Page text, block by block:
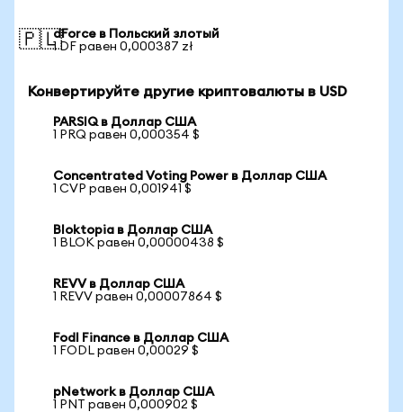
🇵🇱dForce в Польский злотый
1 DF равен 0,000387 zł
Конвертируйте другие криптовалюты в USD
PARSIQ в Доллар США
1 PRQ равен 0,000354 $
Concentrated Voting Power в Доллар США
1 CVP равен 0,001941 $
Bloktopia в Доллар США
1 BLOK равен 0,00000438 $
REVV в Доллар США
1 REVV равен 0,00007864 $
Fodl Finance в Доллар США
1 FODL равен 0,00029 $
pNetwork в Доллар США
1 PNT равен 0,000902 $